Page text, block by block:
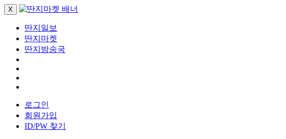
X
딴지일보
딴지마켓
딴지방송국
로그인
회원가입
ID/PW 찾기